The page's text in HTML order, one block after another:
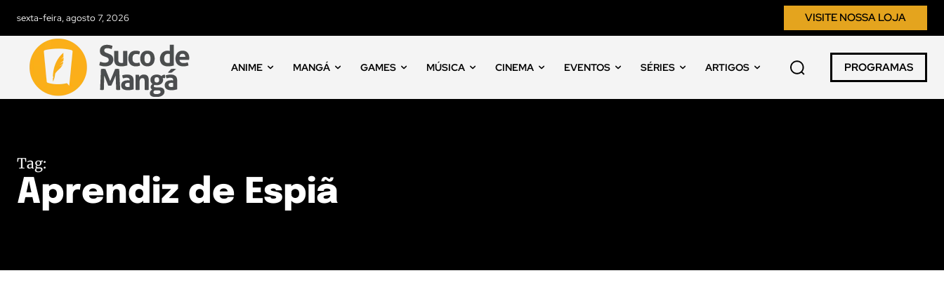
sexta-feira, agosto 7, 2026 VISITE NOSSA LOJA
ANIME MANGÁ GAMES MÚSICA CINEMA EVENTOS SÉRIES ARTIGOS PROGRAMAS
Tag:
Aprendiz de Espiã